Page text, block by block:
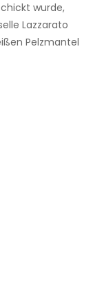
wurde,
Lazzarato
Pelzmantel